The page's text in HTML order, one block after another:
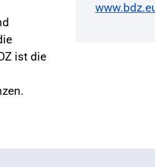
ist die